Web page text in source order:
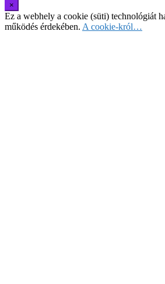
Ez a webhely a cookie (süti) technológiát
működés érdekében. A cookie-król…